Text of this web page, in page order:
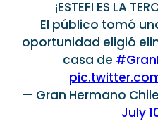
¡ESTEFI ES LA
El público tomó
oportunidad eligió
casa de
— Gran Hermano
July